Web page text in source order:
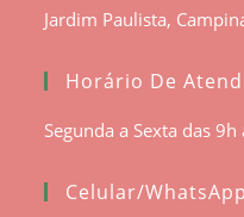
Jardim Paulista,
Horário De
Segunda a Sexta das 9h
Celular/WhatsApp